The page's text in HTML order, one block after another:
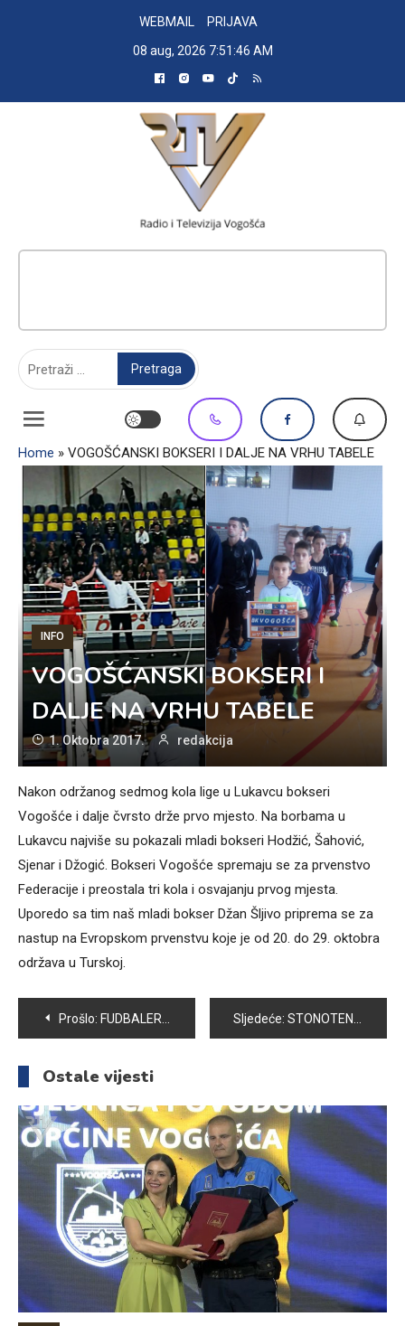
WEBMAIL
PRIJAVA
08 aug, 2026 7:51:47 AM
Home » VOGOŠĆANSKI BOKSERI I DALJE NA VRHU TABELE
INFO
VOGOŠĆANSKI BOKSERI I
DALJE NA VRHU TABELE
1. Oktobra 2017. redakcija
Nakon održanog sedmog kola lige u Lukavcu bokseri
Vogošće i dalje čvrsto drže prvo mjesto. Na borbama u
Lukavcu najviše su pokazali mladi bokseri Hodžić, Šahović,
Sjenar i Džogić. Bokseri Vogošće spremaju se za prvenstvo
Federacije i preostala tri kola i osvajanju prvog mjesta.
Uporedo sa tim naš mladi bokser Džan Šljivo priprema se za
nastup na Evropskom prvenstvu koje je od 20. do 29. oktobra
održava u Turskoj.
Navigacija
članaka
Prošlo: FUDBALERI UNISA DEKLASIRALI BOJNIK Sljedeće: STONOTENISERI VOGOŠĆE DVOSTRUKOM POBJEDOM ZAPOČELI NOVU SEZONU U PREMIJER LIGI BIH
Ostale vijesti